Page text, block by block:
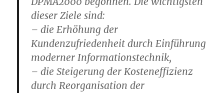
dieser Ziele sind:
– die Erhöhung der
Kundenzufriedenheit durch Einführung
moderner Informationstechnik,
– die Steigerung der Kosteneffizienz
durch Reorganisation der